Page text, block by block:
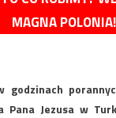
MAGNA POLONIA!
godzinach
Pana Jezusa w